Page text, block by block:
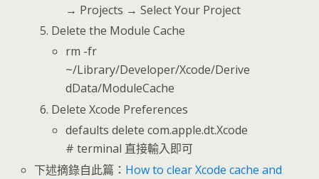
→ Projects → Select Your Project
Delete the Module Cache
rm -fr
~/Library/Developer/Xcode/Derive
dData/ModuleCache
Delete Xcode Preferences
defaults delete com.apple.dt.Xcode
# terminal 直接輸入即可
下述摘錄自此篇： How to clear Xcode cache and